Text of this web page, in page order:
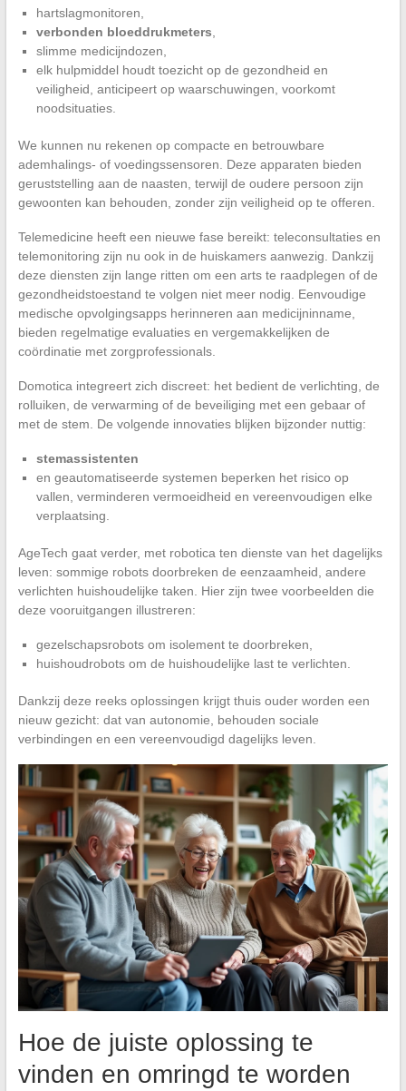
hartslagmonitoren,
verbonden bloeddrukmeters
slimme medicijndozen,
elk hulpmiddel houdt toezicht op de gezondheid en
veiligheid, anticipeert op waarschuwingen, voorkomt
noodsituaties.
We kunnen nu rekenen op compacte en betrouwbare
ademhalings- of voedingssensoren. Deze apparaten bieden
geruststelling aan de naasten, terwijl de oudere persoon zijn
gewoonten kan behouden, zonder zijn veiligheid op te offeren.
Telemedicine heeft een nieuwe fase bereikt: teleconsultaties en
telemonitoring zijn nu ook in de huiskamers aanwezig. Dankzij
deze diensten zijn lange ritten om een arts te raadplegen of de
gezondheidstoestand te volgen niet meer nodig. Eenvoudige
medische opvolgingsapps herinneren aan medicijninname,
bieden regelmatige evaluaties en vergemakkelijken de
coördinatie met zorgprofessionals.
Domotica integreert zich discreet: het bedient de verlichting, de
rolluiken, de verwarming of de beveiliging met een gebaar of
met de stem. De volgende innovaties blijken bijzonder nuttig:
stemassistenten
en geautomatiseerde systemen beperken het risico op
vallen, verminderen vermoeidheid en vereenvoudigen elke
verplaatsing.
AgeTech gaat verder, met robotica ten dienste van het dagelijks
leven: sommige robots doorbreken de eenzaamheid, andere
verlichten huishoudelijke taken. Hier zijn twee voorbeelden die
deze vooruitgangen illustreren:
gezelschapsrobots om isolement te doorbreken,
huishoudrobots om de huishoudelijke last te verlichten.
Dankzij deze reeks oplossingen krijgt thuis ouder worden een
nieuw gezicht: dat van autonomie, behouden sociale
verbindingen en een vereenvoudigd dagelijks leven.
Hoe de juiste oplossing te
vinden en omringd te worden